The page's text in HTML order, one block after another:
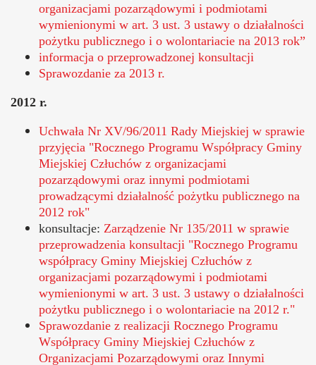
organizacjami pozarządowymi i podmiotami
wymienionymi w art. 3 ust. 3 ustawy o działalności
pożytku publicznego i o wolontariacie na 2013 rok”
informacja o przeprowadzonej konsultacji
Sprawozdanie za 2013 r.
2012 r.
Otworzy
się
w
nowym
oknie
Uchwała Nr XV/96/2011 Rady Miejskiej w sprawie
przyjęcia "Rocznego Programu Współpracy Gminy
Miejskiej Człuchów z organizacjami
pozarządowymi oraz innymi podmiotami
prowadzącymi działalność pożytku publicznego na
2012 rok"
konsultacje: Otworzy
się
w
nowym
oknie
Zarządzenie Nr 135/2011 w sprawie
przeprowadzenia konsultacji "Rocznego Programu
współpracy Gminy Miejskiej Człuchów z
organizacjami pozarządowymi i podmiotami
wymienionymi w art. 3 ust. 3 ustawy o działalności
pożytku publicznego i o wolontariacie na 2012 r."
Sprawozdanie z realizacji Rocznego Programu
Współpracy Gminy Miejskiej Człuchów z
Organizacjami Pozarządowymi oraz Innymi